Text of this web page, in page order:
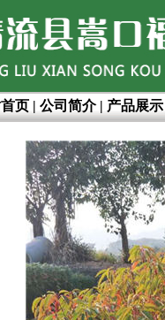
页| 公司简介| 产品展示